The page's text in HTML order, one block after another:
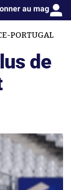
au mag
PORTUGAL
de